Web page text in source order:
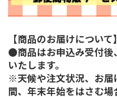
【商品のお届けについて】
●商品はお申込み受付後
いたします。
※天候や注文状況、お届
間、年末年始をはさむ